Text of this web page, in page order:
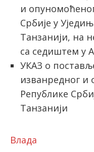
и
Србије у
Танзанији, на
са седиштем у
УКАЗ о
изванредног и
Републике
Танзанији
Влада